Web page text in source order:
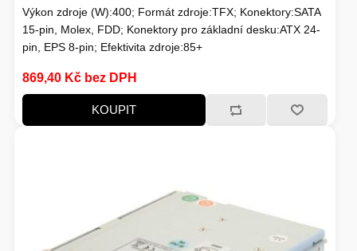
Výkon zdroje (W):400; Formát zdroje:TFX; Konektory:SATA
15-pin, Molex, FDD; Konektory pro základní desku:ATX 24-
pin, EPS 8-pin; Efektivita zdroje:85+
869,40 Kč bez DPH
KOUPIT